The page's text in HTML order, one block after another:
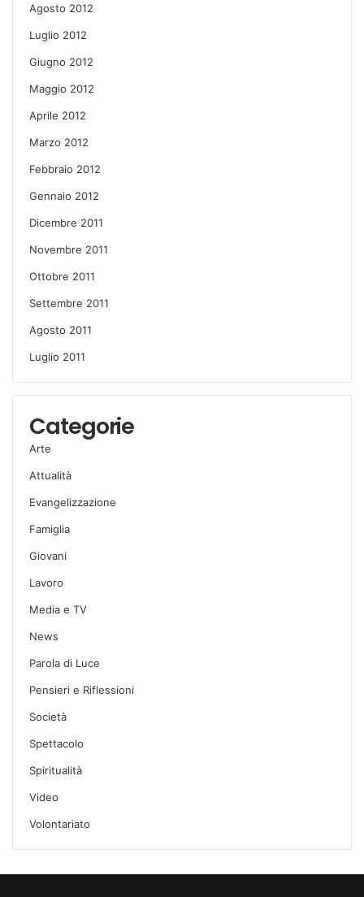
Agosto 2012
Luglio 2012
Giugno 2012
Maggio 2012
Aprile 2012
Marzo 2012
Febbraio 2012
Gennaio 2012
Dicembre 2011
Novembre 2011
Ottobre 2011
Settembre 2011
Agosto 2011
Luglio 2011
Categorie
Arte
Attualità
Evangelizzazione
Famiglia
Giovani
Lavoro
Media e TV
News
Parola di Luce
Pensieri e Riflessioni
Società
Spettacolo
Spiritualità
Video
Volontariato